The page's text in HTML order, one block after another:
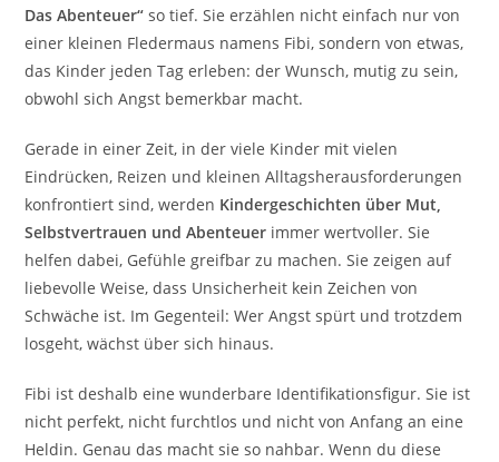
Das Abenteuer“ so tief. Sie erzählen nicht einfach nur von
einer kleinen Fledermaus namens Fibi, sondern von etwas,
das Kinder jeden Tag erleben: der Wunsch, mutig zu sein,
obwohl sich Angst bemerkbar macht.
Gerade in einer Zeit, in der viele Kinder mit vielen
Eindrücken, Reizen und kleinen Alltagsherausforderungen
konfrontiert sind, werden Kindergeschichten über Mut,
Selbstvertrauen und Abenteuer immer wertvoller. Sie
helfen dabei, Gefühle greifbar zu machen. Sie zeigen auf
liebevolle Weise, dass Unsicherheit kein Zeichen von
Schwäche ist. Im Gegenteil: Wer Angst spürt und trotzdem
losgeht, wächst über sich hinaus.
Fibi ist deshalb eine wunderbare Identifikationsfigur. Sie ist
nicht perfekt, nicht furchtlos und nicht von Anfang an eine
Heldin. Genau das macht sie so nahbar. Wenn du diese